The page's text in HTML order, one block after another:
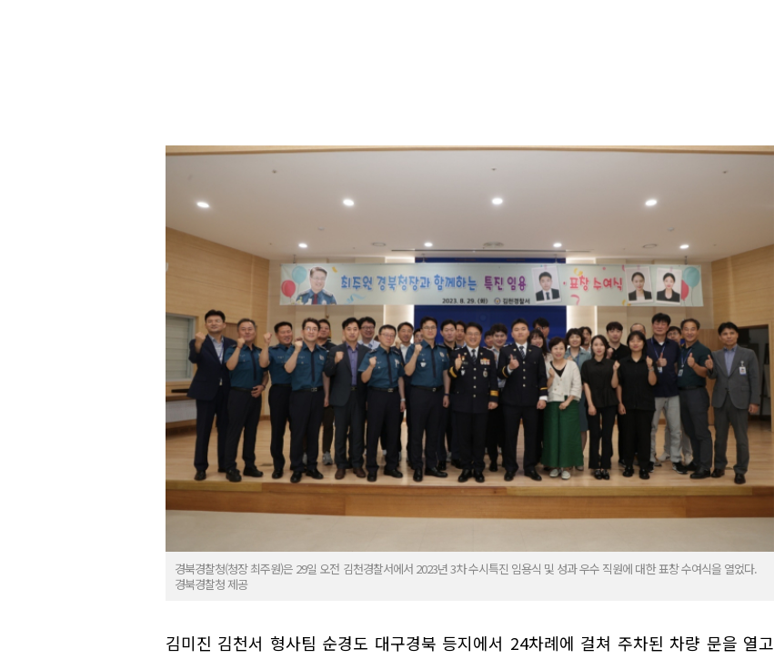
경북경찰청(청장 최주원)은 29일 오전 김천경찰서에서 2023년 3차 수시특진 임용식 및 성과 우수 직원에 대한 표창 수여식을 열었다.
경북경찰청 제공
김미진 김천서 형사팀 순경도 대구경북 등지에서 24차례에 걸쳐 주차된 차량 문을 열고